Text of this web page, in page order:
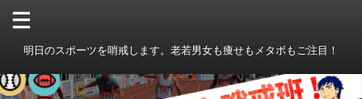
明日のスポーツを哨戒します。老若男女も痩せもメタボもご注目！